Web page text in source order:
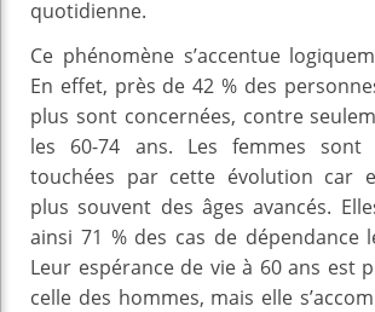
quotidienne.
Ce phénomène s’accentue
En effet, près de 42 % des
plus sont concernées, contre
les 60-74 ans. Les femmes sont
touchées par cette évolution car
plus souvent des âges avancés.
ainsi 71 % des cas de dépendance
Leur espérance de vie à 60 ans est
celle des hommes, mais elle